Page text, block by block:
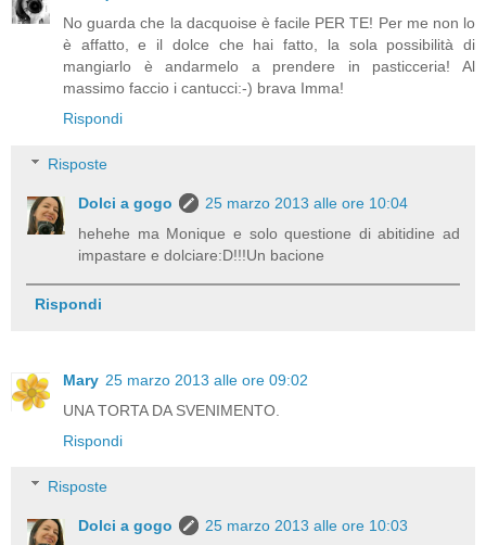
No guarda che la dacquoise è facile PER TE! Per me non lo
è affatto, e il dolce che hai fatto, la sola possibilità di
mangiarlo è andarmelo a prendere in pasticceria! Al
massimo faccio i cantucci:-) brava Imma!
Rispondi
Risposte
Dolci a gogo
25 marzo 2013 alle ore 10:04
hehehe ma Monique e solo questione di abitidine ad
impastare e dolciare:D!!!Un bacione
Rispondi
Mary 25 marzo 2013 alle ore 09:02
UNA TORTA DA SVENIMENTO.
Rispondi
Risposte
Dolci a gogo
25 marzo 2013 alle ore 10:03